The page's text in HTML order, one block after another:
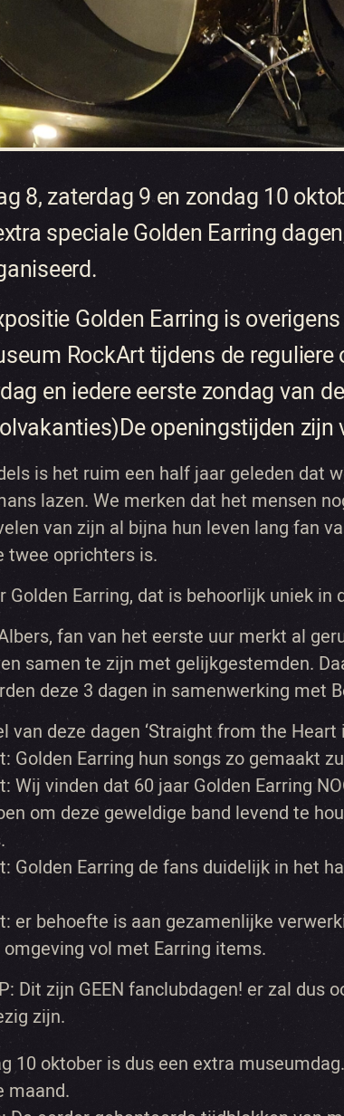
8, zaterdag 9 en zondag 10
speciale Golden Earring
Golden Earring is
RockArt tijdens de
en iedere eerste zondag van
openingstijden zijn
is het ruim een half jaar geleden dat
lazen. We merken dat het mensen
van zijn al bijna hun leven lang fan
twee oprichters is.
Golden Earring, dat is behoorlijk uniek
fan van het eerste uur merkt al
samen te zijn met gelijkgestemden.
deze 3 dagen in samenwerking met
van deze dagen ‘Straight from the Heart
Golden Earring hun songs zo gemaakt
Wij vinden dat 60 jaar Golden Earring
om deze geweldige band levend te
Golden Earring de fans duidelijk in het
er behoefte is aan gezamenlijke
omgeving vol met Earring items.
Dit zijn GEEN fanclubdagen! er zal
zijn.
10 oktober is dus een extra
maand.